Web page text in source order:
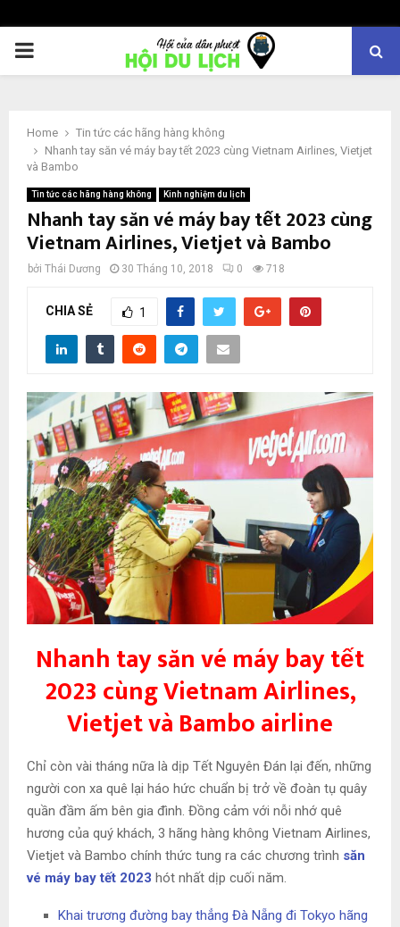
PRIMARY
Home
Tin tức các hãng hàng không
Nhanh tay săn vé máy bay tết 2023 cùng Vietnam Airlines, Vietjet
và Bambo
Tin tức các hãng hàng không Kinh nghiệm du lịch
Nhanh tay săn vé máy bay tết 2023 cùng
Vietnam Airlines, Vietjet và Bambo
bởi Thái Dương 30 Tháng 10, 2018 0 718
CHIA SẺ 1
Nhanh tay săn vé máy bay tết
2023 cùng Vietnam Airlines,
Vietjet và Bambo airline
Chỉ còn vài tháng nữa là dịp Tết Nguyên Đán lại đến, những
người con xa quê lại háo hức chuẩn bị trở về đoàn tụ quây
quần đầm ấm bên gia đình. Đồng cảm với nỗi nhớ quê
hương của quý khách, 3 hãng hàng không Vietnam Airlines,
Vietjet và Bambo chính thức tung ra các chương trình săn
vé máy bay tết 2023 hót nhất dịp cuối năm.
Khai trương đường bay thẳng Đà Nẵng đi Tokyo hãng